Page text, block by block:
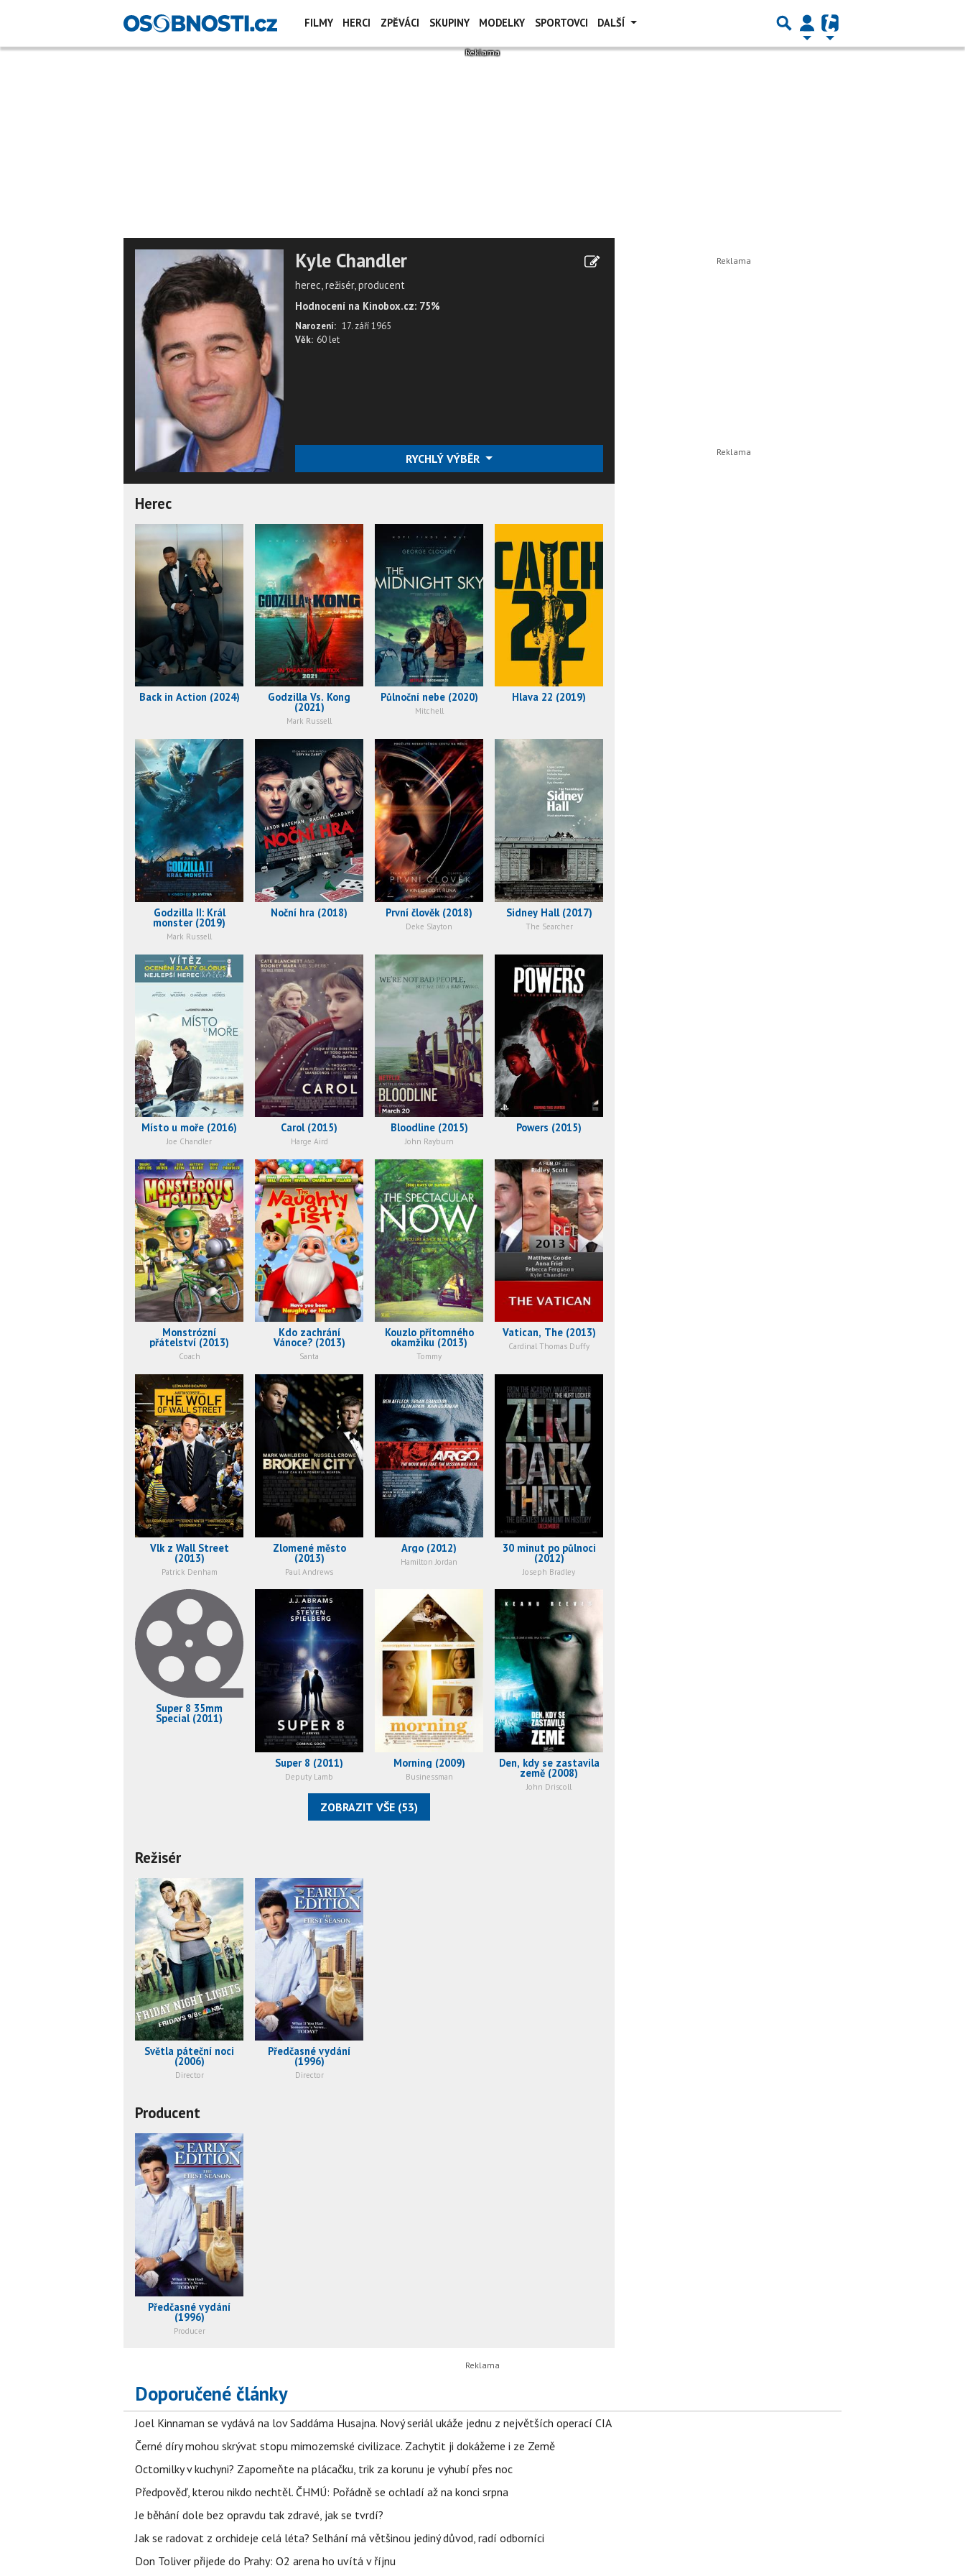
FILMY HERCI ZPĚVÁCI SKUPINY MODELKY SPORTOVCI DALŠÍ
Kyle Chandler
herec, režisér, producent
Hodnocení na Kinobox.cz: 75%
Narození: 17. září 1965
Věk: 60 let
RYCHLÝ VÝBĚR
Herec
Back in Action (2024) Godzilla Vs. Kong
(2021)
Mark Russell
Půlnoční nebe (2020)
Mitchell
Hlava 22 (2019)
Godzilla II: Král
monster (2019)
Mark Russell
Noční hra (2018) První člověk (2018)
Deke Slayton
Sidney Hall (2017)
The Searcher
Místo u moře (2016)
Joe Chandler
Carol (2015)
Harge Aird
Bloodline (2015)
John Rayburn
Powers (2015)
Monstrózní
přátelství (2013)
Coach
Kdo zachrání
Vánoce? (2013)
Santa
Kouzlo přítomného
okamžiku (2013)
Tommy
Vatican, The (2013)
Cardinal Thomas Duffy
Vlk z Wall Street
(2013)
Patrick Denham
Zlomené město
(2013)
Paul Andrews
Argo (2012)
Hamilton Jordan
30 minut po půlnoci
(2012)
Joseph Bradley
Super 8 35mm
Special (2011)
Super 8 (2011)
Deputy Lamb
Morning (2009)
Businessman
Den, kdy se zastavila
země (2008)
John Driscoll
ZOBRAZIT VŠE (53)
Režisér
Světla páteční noci
(2006)
Director
Předčasné vydání
(1996)
Director
Producent
Předčasné vydání
(1996)
Producer
Doporučené články
Joel Kinnaman se vydává na lov Saddáma Husajna. Nový seriál ukáže jednu z největších operací CIA
Černé díry mohou skrývat stopu mimozemské civilizace. Zachytit ji dokážeme i ze Země
Octomilky v kuchyni? Zapomeňte na plácačku, trik za korunu je vyhubí přes noc
Předpověď, kterou nikdo nechtěl. ČHMÚ: Pořádně se ochladí až na konci srpna
Je běhání dole bez opravdu tak zdravé, jak se tvrdí?
Jak se radovat z orchideje celá léta? Selhání má většinou jediný důvod, radí odborníci
Don Toliver přijede do Prahy: O2 arena ho uvítá v říjnu